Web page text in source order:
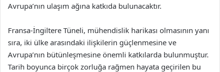
Avrupa’nın ulaşım ağına katkıda bulunacaktır.
Fransa-İngiltere Tüneli, mühendislik harikası olmasının yanı
sıra, iki ülke arasındaki ilişkilerin güçlenmesine ve
Avrupa’nın bütünleşmesine önemli katkılarda bulunmuştur.
Tarih boyunca birçok zorluğa rağmen hayata geçirilen bu